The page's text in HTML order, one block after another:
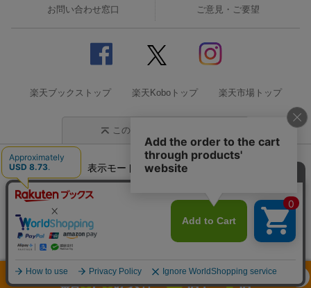
お問い合わせ窓口 ご意見・ご要望
楽天ブックストップ 楽天Koboトップ 楽天市場トップ
このページの先頭に戻る
表示モード モバイル
企業情報 個人情報保護方針
特定商取引法に基づく表記
© Rakuten Group, Inc.